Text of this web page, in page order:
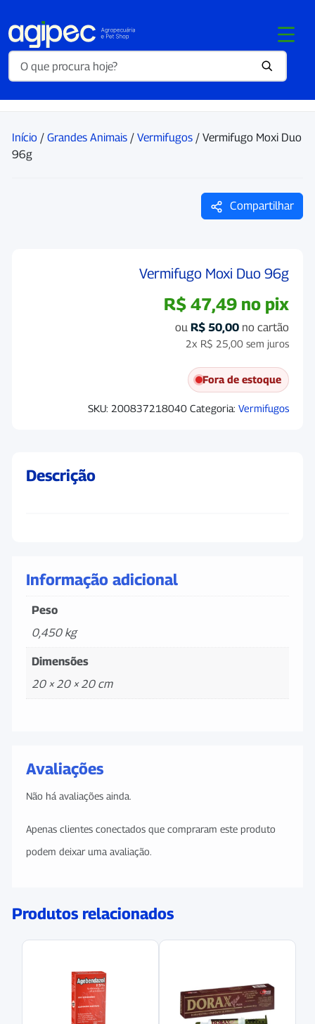
Início / Grandes Animais / Vermifugos / Vermifugo Moxi Duo
96g
Compartilhar
Vermifugo Moxi Duo 96g
R$ 47,49 no pix
ou R$ 50,00 no cartão
2x R$ 25,00 sem juros
Fora de estoque
SKU: 200837218040 Categoria: Vermifugos
Descrição
Informação adicional
Peso
0,450 kg
Dimensões
20 × 20 × 20 cm
Avaliações
Não há avaliações ainda.
Apenas clientes conectados que compraram este produto
podem deixar uma avaliação.
Produtos relacionados